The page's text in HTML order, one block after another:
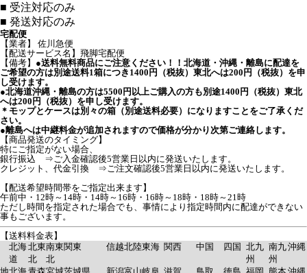
■ 受注対応のみ
■ 発送対応のみ
宅配便
【業者】 佐川急便
【配送サービス名】飛脚宅配便
【備考】 ●送料無料商品にご注意ください！！北海道・沖縄・離島に配達を
ご希望の方は別途送料1箱につき1400円（税抜）東北へは200円（税抜）を申
し受けます。
●北海道沖縄・離島の方は5500円以上ご購入の方も別途1400円（税抜）東北
へは200円（税抜）を申し受けます。
＊モップとケースは別々の箱（別途送料必要）になりますことをご了承くだ
さい。
●離島へは中継料金が追加されますので価格が分かり次第ご連絡します。
【商品発送のタイミング】
特にご指定がない場合、
銀行振込 ⇒ご入金確認後5営業日以内に発送いたします。
クレジット、代金引換 ⇒ご注文確認後5営業日以内に発送いたします。
【配送希望時間帯をご指定出来ます】
午前中・12時～14時・14時～16時・16時～18時・18時～21時
ただし時間を指定された場合でも、事情により指定時間内に配達ができない
事もございます。
【送料料金表】
北海
道
北東
北
南東
北
関東 信越北陸東海 関西 中国 四国 北九
州
南九
州
沖縄